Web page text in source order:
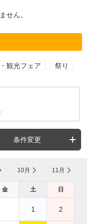
せん。
観光フェア 祭り
条件変更
10月 11月
金 土 日
1 2